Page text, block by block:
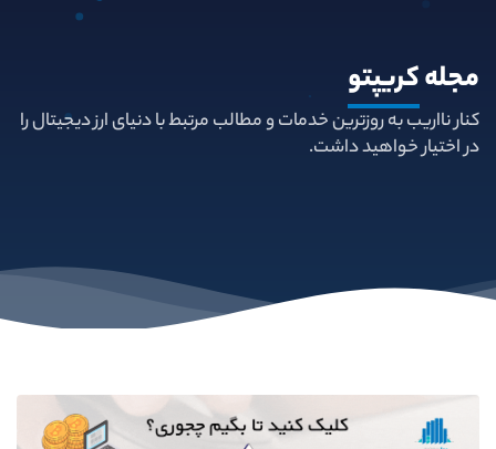
مجلهکریپتو
کنار نااریب به روزترین خدمات و مطالب مرتبط با دنیای ارز دیجیتال را
در اختیار خواهید داشت.